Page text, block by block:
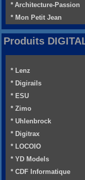
* Architecture-Passion
* Mon Petit Jean
Produits
* Lenz
* Digirails
* ESU
* Zimo
* Uhlenbrock
* Digitrax
* LOCOIO
* YD Models
* CDF Informatique